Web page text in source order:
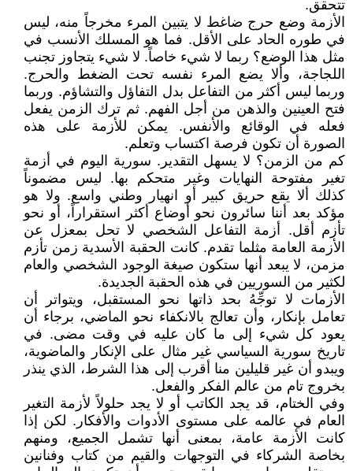
تتحقق.
الأزمة وضع حرج ضاغط لا يتبين المرء مخرجاً منه، ليس
في طوره الحاد على الأقل. فما هو المسلك الأنسب في
مثل هذا الوضع؟ ربما لا شيء خاصاً. لا شيء يتجاوز تجنب
اللجاجة، وألا يضع المرء نفسه تحت الضغط والحرج.
وربما ليس أكثر من التفاعل بدل التفاؤل والتشاؤم. وربما
فتح العينين والذهن من أجل الفهم. ثم ترك الزمن يفعل
فعله في الوقائع والأنفس. يمكن للأزمة على هذه
الصورة أن تكون فرصة اكتساب وتعلم.
كم من الزمن؟ لا يسهل التقدير. سورية اليوم في أزمة
تغير مفتوحة النهايات وغير متحكم بها. ليس مضموناً
كذلك ألا يقع حريق كبير أو انهيار وطني واسع. ولا هو
مؤكد بعد أننا سائرون نحو أوضاع أكثر استقراراً، أو نحو
تأزم أقل. أزمة التفاعل الشخصي لا تحل بمعزل عن
الأزمة العامة مثلما تقدم. كانت الحقبة الأسدية زمن تأزم
مزمن، لا يبعد أنها ستكون صيغة الوجود الشخصي والعام
لكثير من السوريين في هذه الحقبة الجديدة.
الأزمات لا توجِّهُ بحد ذاتها نحو المستقبل، ويتواتر أن
تعامل بإنكار، وأن تعالج بالانكفاء نحو الماضي، برجاء أن
يعود كل شيء إلى ما كان عليه في وقت مضى. في
تاريخ سورية السياسي غير مثال على الإنكار والماضوية،
ويبدو أن غير قليلين منا أقرب إلى هذا الشرط، الذي ينذر
بخروج تام من عالم الفكر والفعل.
وفي الختام، قد يجد الكاتب أو لا يجد حلولاً لأزمة التغير
العام في عالمه على مستوى الأدوات والأفكار. لكن إذا
كانت الأزمة عامة، بمعنى أنها تشمل الجميع، ومنهم
بخاصة الشركاء في التوجهات والقيم من كتاب وفنانين